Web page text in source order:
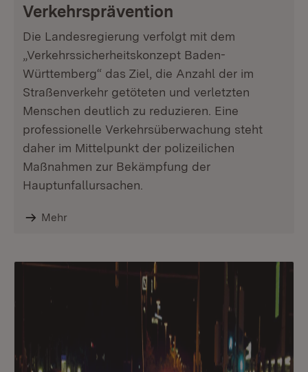
Verkehrsprävention
Die Landesregierung verfolgt mit dem
„Verkehrssicherheitskonzept Baden-
Württemberg“ das Ziel, die Anzahl der im
Straßenverkehr getöteten und verletzten
Menschen deutlich zu reduzieren. Eine
professionelle Verkehrsüberwachung steht
daher im Mittelpunkt der polizeilichen
Maßnahmen zur Bekämpfung der
Hauptunfallursachen.
Mehr